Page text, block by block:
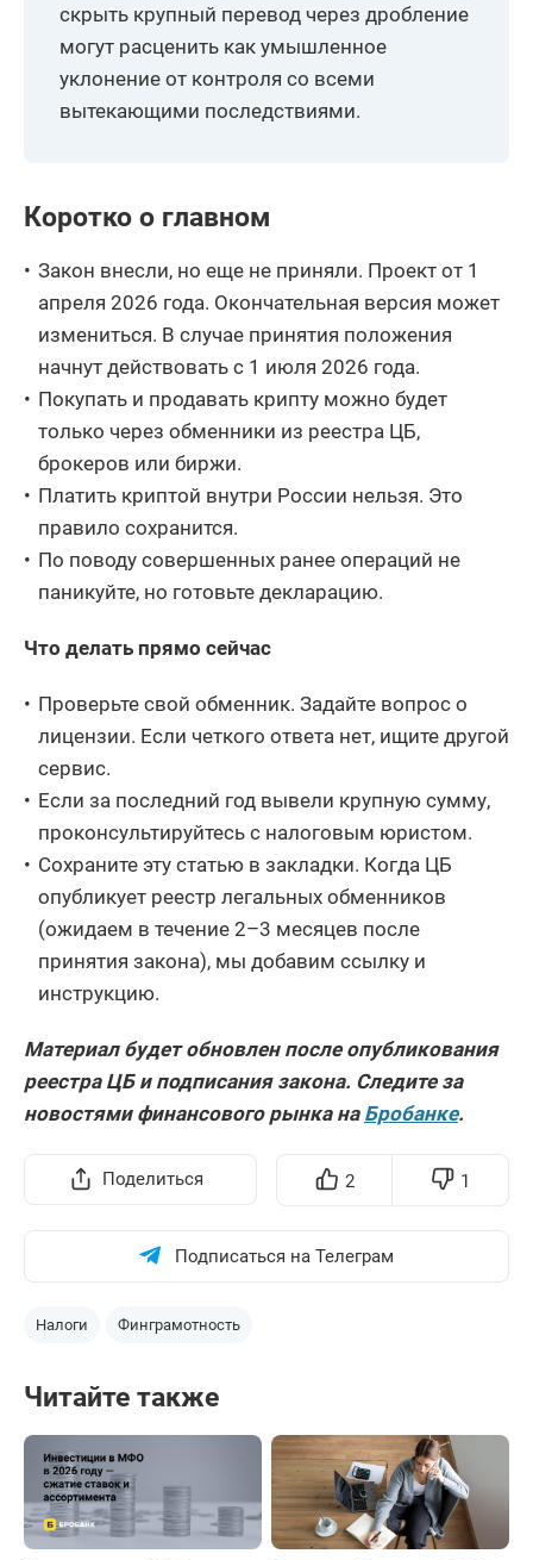
скрыть крупный перевод через дробление
могут расценить как умышленное
уклонение от контроля со всеми
вытекающими последствиями.
Коротко о главном
Закон внесли, но еще не приняли. Проект от 1
апреля 2026 года. Окончательная версия может
измениться. В случае принятия положения
начнут действовать с 1 июля 2026 года.
Покупать и продавать крипту можно будет
только через обменники из реестра ЦБ,
брокеров или биржи.
Платить криптой внутри России нельзя. Это
правило сохранится.
По поводу совершенных ранее операций не
паникуйте, но готовьте декларацию.
Что делать прямо сейчас
Проверьте свой обменник. Задайте вопрос о
лицензии. Если четкого ответа нет, ищите другой
сервис.
Если за последний год вывели крупную сумму,
проконсультируйтесь с налоговым юристом.
Сохраните эту статью в закладки. Когда ЦБ
опубликует реестр легальных обменников
(ожидаем в течение 2–3 месяцев после
принятия закона), мы добавим ссылку и
инструкцию.
Материал будет обновлен после опубликования
реестра ЦБ и подписания закона. Следите за
новостями финансового рынка на Бробанке.
Поделиться 2 1
Подписаться на Телеграм
Налоги Финграмотность
Читайте также